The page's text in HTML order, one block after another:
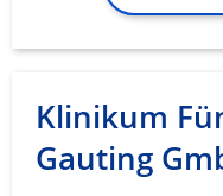
Klinikum
Gauting